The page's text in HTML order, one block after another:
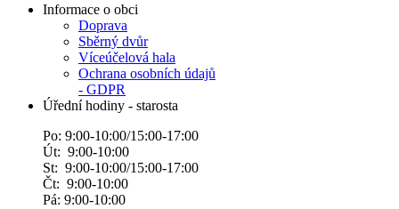
Informace o obci
Doprava
Sběrný dvůr
Víceúčelová hala
Ochrana osobních údajů
- GDPR
Úřední hodiny - starosta
Po: 9:00-10:00/15:00-17:00
Út: 9:00-10:00
St: 9:00-10:00/15:00-17:00
Čt: 9:00-10:00
Pá: 9:00-10:00